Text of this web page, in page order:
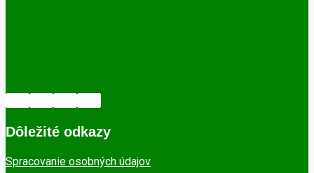
Dôležité odkazy
Spracovanie osobných údajov